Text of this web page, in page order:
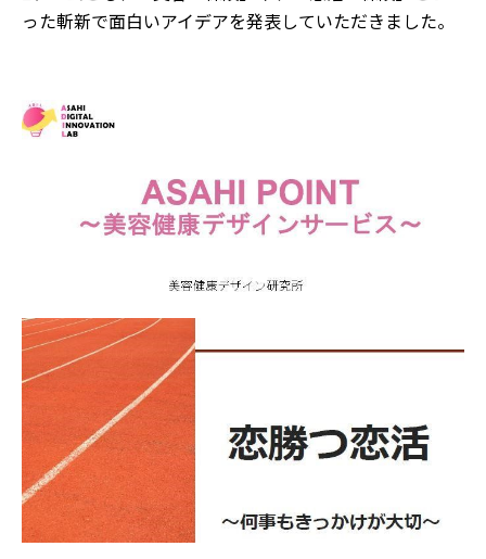
った斬新で面白いアイデアを発表していただきました。